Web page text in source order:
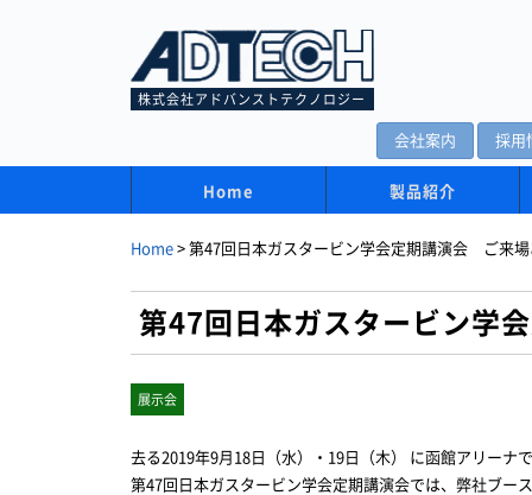
株式会社アドバンストテクノロジー
会社案内 採用
Home 製品紹介
Home > 第47回日本ガスタービン学会定期講演会 ご来
第47回日本ガスタービン学
展示会
去る2019年9月18日（水）・19日（木） に函館アリーナ
第47回日本ガスタービン学会定期講演会では、弊社ブー